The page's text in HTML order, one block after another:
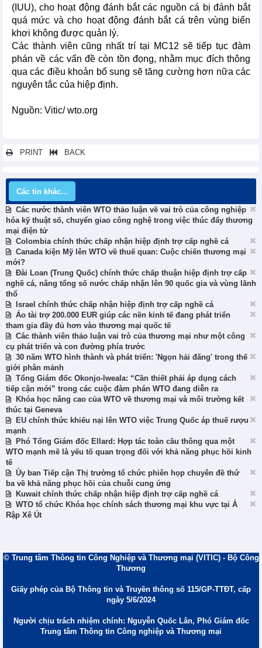
(IUU), cho hoạt động đánh bắt các nguồn cá bị đánh bắt
quá mức và cho hoạt động đánh bắt cá trên vùng biển
khơi không được quản lý.
Các thành viên cũng nhất trí tại MC12 sẽ tiếp tục đàm
phán về các vấn đề còn tồn đọng, nhằm mục đích thông
qua các điều khoản bổ sung sẽ tăng cường hơn nữa các
nguyên tắc của hiệp định.
Nguồn: Vitic/ wto.org
PRINT BACK
Các tin khác...
Các nước thành viên WTO thảo luận về vai trò của công nghiệp
hóa kỹ thuật số, chuyển giao công nghệ trong việc thúc đẩy thương
mại điện tử
Colombia chính thức chấp nhận hiệp định trợ cấp nghề cá
Canada kiện Mỹ lên WTO về thuế quan: Cuộc chiến thương mại
mới?
Đài Loan (Trung Quốc) chính thức chấp thuận hiệp định trợ cấp
nghề cá, nâng tổng số nước chấp nhận lên 90 quốc gia và vùng lãnh
thổ
Israel chính thức chấp nhận hiệp định trợ cấp nghề cá
Áo tài trợ 200.000 EUR giúp các nền kinh tế đang phát triển
tham gia đầy đủ hơn vào thương mại quốc tế
Các thành viên thảo luận vai trò của thương mại như một công
cụ phát triển và con đường phía trước
30 năm WTO hình thành và phát triển: 'Ngọn hải đăng' trong thế
giới phân mảnh
Tổng Giám đốc Okonjo-Iweala: “Cần thiết phải áp dụng cách
tiếp cận mới” trong các cuộc đàm phán WTO đang diễn ra
Khóa học nâng cao của WTO về thương mại và môi trường kết
thúc tại Geneva
EU chính thức khiếu nại lên WTO việc Trung Quốc áp thuế rượu
mạnh
Phó Tổng Giám đốc Ellard: Hợp tác toàn cầu thông qua một
WTO mạnh mẽ là yếu tố quan trọng đối với khả năng phục hồi kinh
tế
Ủy ban Tiếp cận Thị trường tổ chức phiên họp chuyên đề thứ
ba về khả năng phục hồi của chuỗi cung ứng
Kuwait chính thức chấp nhận hiệp định trợ cấp nghề cá
WTO tổ chức Khóa học chính sách thương mại khu vực tại Ả
Rập Xê Út
© Trung tâm Thông tin Công Nghiệp và Thương mại (VITIC) - Bộ Công
Thương
Giấy phép của Bộ Thông tin và Truyền thông số 115/GP-TTĐT, cấp
ngày 5/6/2024
Người chịu trách nhiệm chính: Nguyễn Quốc Lân, Phó Giám đốc
Trung tâm Thông tin Công nghiệp và Thương mại